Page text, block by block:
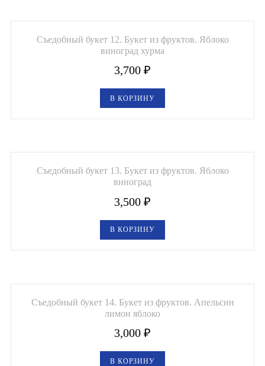
Съедобный букет 12. Букет из фруктов. Яблоко
виноград хурма
3,700 ₽
В КОРЗИНУ
Съедобный букет 13. Букет из фруктов. Яблоко
виноград
3,500 ₽
В КОРЗИНУ
Съедобный букет 14. Букет из фруктов. Апельсин
лимон яблоко
3,000 ₽
В КОРЗИНУ